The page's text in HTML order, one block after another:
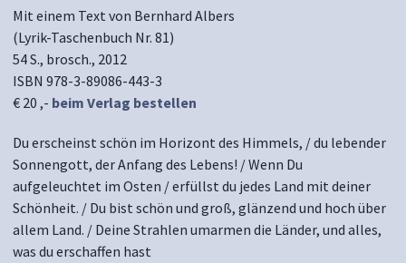
Mit einem Text von Bernhard Albers
(Lyrik-Taschenbuch Nr. 81)
54 S., brosch., 2012
ISBN 978-3-89086-443-3
€ 20 ,- beim Verlag bestellen
Du erscheinst schön im Horizont des Himmels, / du lebender
Sonnengott, der Anfang des Lebens! / Wenn Du
aufgeleuchtet im Osten / erfüllst du jedes Land mit deiner
Schönheit. / Du bist schön und groß, glänzend und hoch über
allem Land. / Deine Strahlen umarmen die Länder, und alles,
was du erschaffen hast